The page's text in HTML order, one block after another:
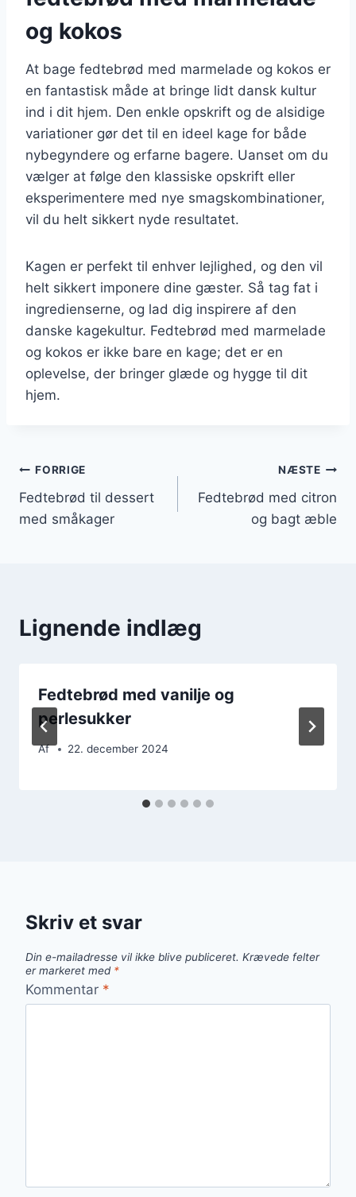
og kokos
At bage fedtebrød med marmelade og kokos er
en fantastisk måde at bringe lidt dansk kultur
ind i dit hjem. Den enkle opskrift og de alsidige
variationer gør det til en ideel kage for både
nybegyndere og erfarne bagere. Uanset om du
vælger at følge den klassiske opskrift eller
eksperimentere med nye smagskombinationer,
vil du helt sikkert nyde resultatet.
Kagen er perfekt til enhver lejlighed, og den vil
helt sikkert imponere dine gæster. Så tag fat i
ingredienserne, og lad dig inspirere af den
danske kagekultur. Fedtebrød med marmelade
og kokos er ikke bare en kage; det er en
oplevelse, der bringer glæde og hygge til dit
hjem.
Indlægsnavigation
FORRIGE
Fedtebrød til dessert
med småkager
NÆSTE
Fedtebrød med citron
og bagt æble
Lignende indlæg
Fedtebrød med vanilje og
perlesukker
Af 22. december 2024
Skriv et svar
Din e-mailadresse vil ikke blive publiceret. Krævede felter
er markeret med *
Kommentar *